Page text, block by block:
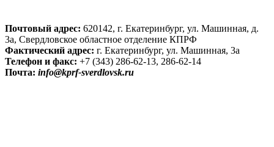
Почтовый адрес: 620142, г. Екатеринбург, ул. Машинная, д.
3а, Свердловское областное отделение КПРФ
Фактический адрес: г. Екатеринбург, ул. Машинная, 3а
Телефон и факс: +7 (343) 286-62-13, 286-62-14
Почта: info@kprf-sverdlovsk.ru